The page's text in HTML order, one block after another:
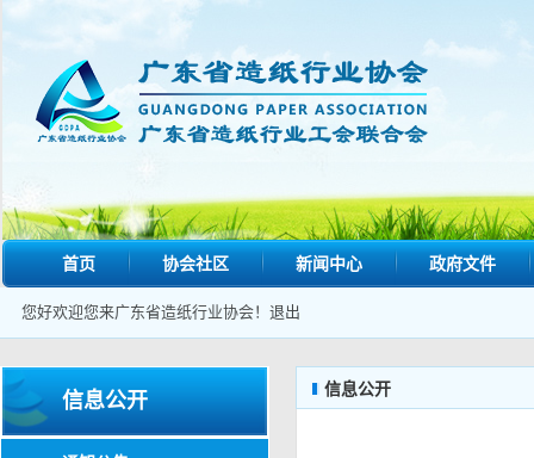
首页 协会社区 新闻中心 政府文件
您好欢迎您来广东省造纸行业协会！ 退出
信息公开 信息公开